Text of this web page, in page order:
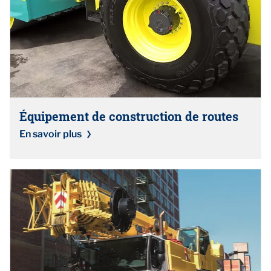
Équipement de construction de routes
En savoir plus